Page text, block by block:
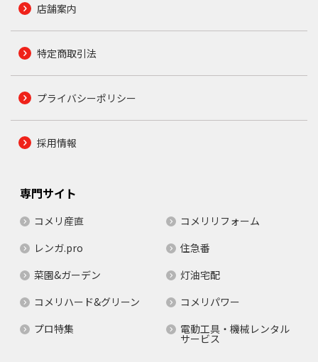
店舗案内
特定商取引法
プライバシーポリシー
採用情報
専門サイト
コメリ産直
コメリリフォーム
レンガ.pro
住急番
菜園&ガーデン
灯油宅配
コメリハード&グリーン
コメリパワー
プロ特集
電動工具・機械レンタル
サービス